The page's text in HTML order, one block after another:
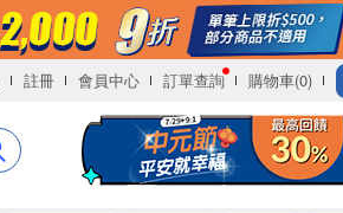
註冊 會員中心 訂單查詢 購物車(0)